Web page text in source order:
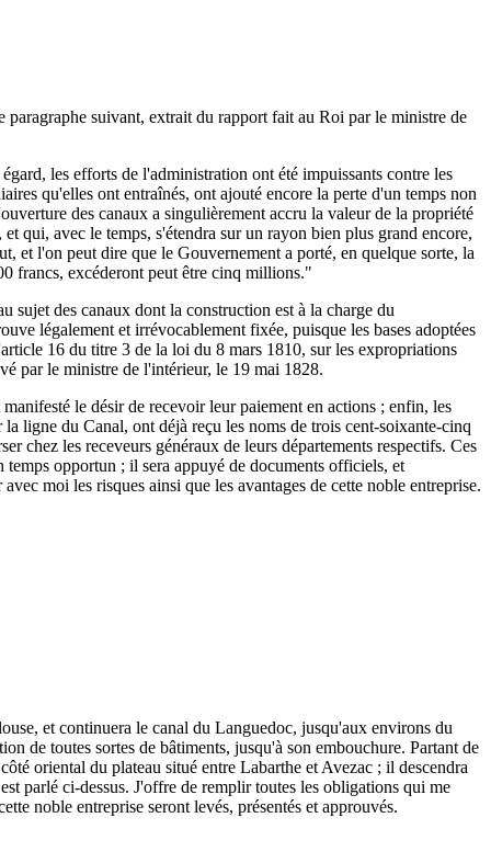
suivant, extrait du rapport fait au Roi par le ministre de
les efforts de l'administration ont été impuissants contre les
qu'elles ont entraînés, ont ajouté encore la perte d'un temps non
des canaux a singulièrement accru la valeur de la propriété
qui, avec le temps, s'étendra sur un rayon bien plus grand encore,
et l'on peut dire que le Gouvernement a porté, en quelque sorte, la
francs, excéderont peut être cinq millions."
sujet des canaux dont la construction est à la charge du
légalement et irrévocablement fixée, puisque les bases adoptées
16 du titre 3 de la loi du 8 mars 1810, sur les expropriations
par le ministre de l'intérieur, le 19 mai 1828.
le désir de recevoir leur paiement en actions ; enfin, les
ligne du Canal, ont déjà reçu les noms de trois cent-soixante-cinq
chez les receveurs généraux de leurs départements respectifs. Ces
temps opportun ; il sera appuyé de documents officiels, et
moi les risques ainsi que les avantages de cette noble entreprise.
et continuera le canal du Languedoc, jusqu'aux environs du
de toutes sortes de bâtiments, jusqu'à son embouchure. Partant de
oriental du plateau situé entre Labarthe et Avezac ; il descendra
parlé ci-dessus. J'offre de remplir toutes les obligations qui me
noble entreprise seront levés, présentés et approuvés.